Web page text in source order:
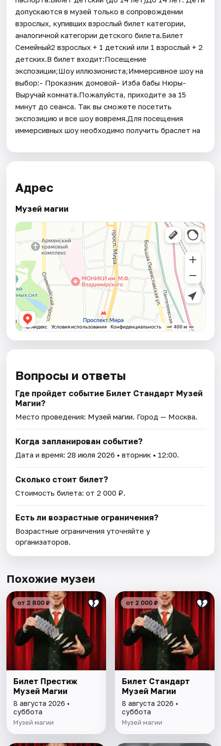
допускаются в музей только в сопровождении
взрослых, купивших взрослый билет категории,
аналогичной категории детского билета.Билет
Семейный2 взрослых + 1 детский или 1 взрослый + 2
детских.В билет входит:Посещение
экспозиции;Шоу иллюзиониста;Иммерсивное шоу на
выбор:- Проказник домовой- Изба бабы Нюры-
Выручай комната.Пожалуйста, приходите за 15
минут до сеанса. Так вы сможете посетить
экспозицию и все шоу вовремя.Для посещения
иммерсивных шоу необходимо получить браслет на
Адрес
Музей магии
Вопросы и ответы
Где пройдет событие Билет Стандарт Музей
Магии?
Место проведения: Музей магии. Город — Москва.
Когда запланирован событие?
Дата и время:28 июля 2026 • вторник • 12:00.
Сколько стоит билет?
Стоимость билета: от 2 000 ₽.
Есть ли возрастные ограничения?
Возрастные ограничения уточняйте у
организаторов.
Похожие музеи
от 2 800 ₽
Билет Престиж
Музей Магии
8 августа 2026 •
суббота
Музей магии
от 2 000 ₽
Билет Стандарт
Музей Магии
8 августа 2026 •
суббота
Музей магии